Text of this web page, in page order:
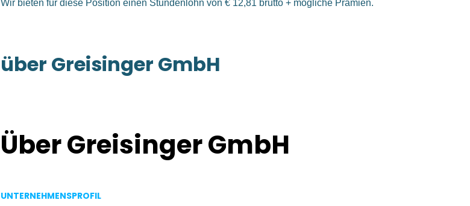
Wir bieten für diese Position einen Stundenlohn von € 12,81 brutto + mögliche Prämien.
über Greisinger GmbH
Über Greisinger GmbH
Anzahl der Mitarbeiter
UNTERNEHMENSPROFIL